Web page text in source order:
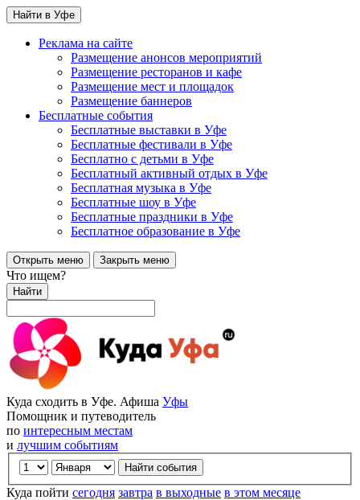
Найти в Уфе
Реклама на сайте
Размещение анонсов мероприятий
Размещение ресторанов и кафе
Размещение мест и площадок
Размещение баннеров
Бесплатные события
Бесплатные выставки в Уфе
Бесплатные фестивали в Уфе
Бесплатно с детьми в Уфе
Бесплатный активный отдых в Уфе
Бесплатная музыка в Уфе
Бесплатные шоу в Уфе
Бесплатные праздники в Уфе
Бесплатное образование в Уфе
Открыть меню Закрыть меню
Что ищем?
Найти
Куда сходить в Уфе. Афиша Уфы
Помощник и путеводитель
по интересным местам
и лучшим событиям
Куда пойти сегодня завтра в выходные в этом месяце